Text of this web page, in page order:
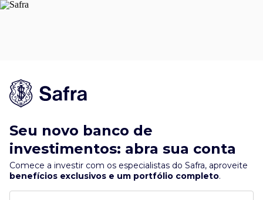
Seu novo banco de
investimentos: abra sua conta
Comece a investir com os especialistas do Safra, aproveite
benefícios exclusivos e um portfólio completo.